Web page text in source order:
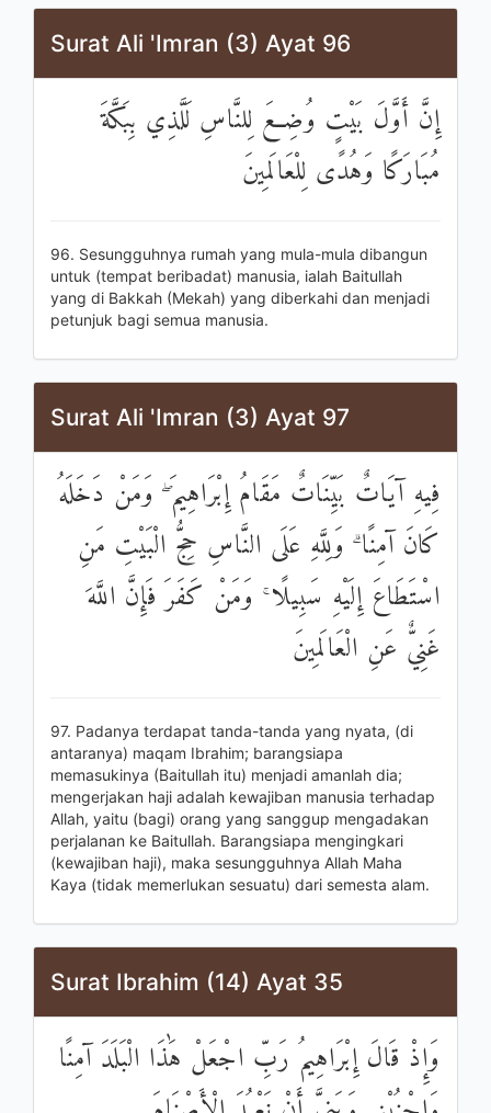
Surat Ali 'Imran (3) Ayat 96
إِنَّ أَوَّلَ بَيْتٍ وُضِعَ لِلنَّاسِ لَلَّذِي بِبَكَّةَ
مُبَارَكًا وَهُدًى لِلْعَالَمِينَ
96. Sesungguhnya rumah yang mula-mula dibangun
untuk (tempat beribadat) manusia, ialah Baitullah
yang di Bakkah (Mekah) yang diberkahi dan menjadi
petunjuk bagi semua manusia.
Surat Ali 'Imran (3) Ayat 97
فِيهِ آيَاتٌ بَيِّنَاتٌ مَقَامُ إِبْرَاهِيمَ ۖ وَمَنْ دَخَلَهُ
كَانَ آمِنًا ۗ وَلِلَّهِ عَلَى النَّاسِ حِجُّ الْبَيْتِ مَنِ
اسْتَطَاعَ إِلَيْهِ سَبِيلًا ۚ وَمَنْ كَفَرَ فَإِنَّ اللَّهَ
غَنِيٌّ عَنِ الْعَالَمِينَ
97. Padanya terdapat tanda-tanda yang nyata, (di
antaranya) maqam Ibrahim; barangsiapa
memasukinya (Baitullah itu) menjadi amanlah dia;
mengerjakan haji adalah kewajiban manusia terhadap
Allah, yaitu (bagi) orang yang sanggup mengadakan
perjalanan ke Baitullah. Barangsiapa mengingkari
(kewajiban haji), maka sesungguhnya Allah Maha
Kaya (tidak memerlukan sesuatu) dari semesta alam.
Surat Ibrahim (14) Ayat 35
وَإِذْ قَالَ إِبْرَاهِيمُ رَبِّ اجْعَلْ هَٰذَا الْبَلَدَ آمِنًا